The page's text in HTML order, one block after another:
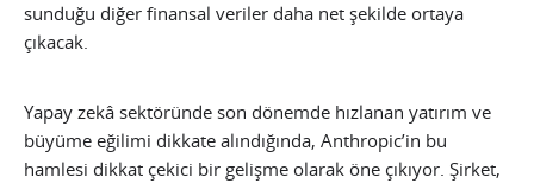
sunduğu diğer finansal veriler daha net şekilde ortaya
çıkacak.
Yapay zekâ sektöründe son dönemde hızlanan yatırım ve
büyüme eğilimi dikkate alındığında, Anthropic’in bu
hamlesi dikkat çekici bir gelişme olarak öne çıkıyor. Şirket,